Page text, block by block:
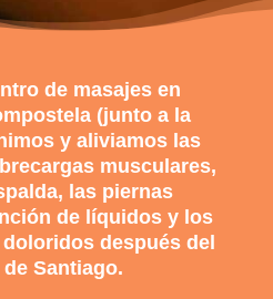
de masajes en
(junto a la
y aliviamos las
musculares,
las piernas
de líquidos y los
después del
Santiago.